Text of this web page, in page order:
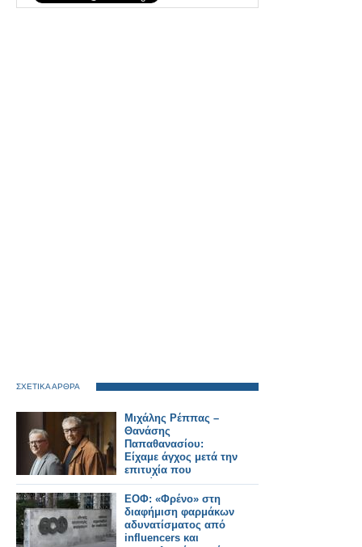
ΣΧΕΤΙΚΑ ΑΡΘΡΑ
Μιχάλης Ρέππας –
Θανάσης
Παπαθανασίου:
Είχαμε άγχος μετά την
επιτυχία που
σημείωσαν οι «Τρεις
Χάριτες»
ΕΟΦ: «Φρένο» στη
διαφήμιση φαρμάκων
αδυνατίσματος από
influencers και